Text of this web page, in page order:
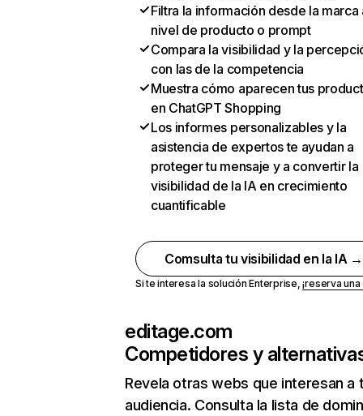
Filtra la información desde la marca
nivel de producto o prompt
Compara la visibilidad y la
con las de la competencia
Muestra cómo aparecen tus
en ChatGPT Shopping
Los informes personalizables y la
asistencia de expertos te ayudan a
proteger tu mensaje y a convertir la
visibilidad de la IA en crecimiento
cuantificable
Comsulta tu visibilidad en la IA →
Si te interesa la solución Enterprise,¡reserva
editage.com
Competidores y
Revela otras webs que interesan a
audiencia. Consulta la lista de